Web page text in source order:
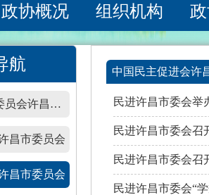
政协概况 组织机构
航
中国国民党革命委员会许昌市委员会
昌市委员会
昌市委员会
中国民主促进会许
民进许昌市委会举
民进许昌市委会召
民进许昌市委会召
民进许昌市委会“